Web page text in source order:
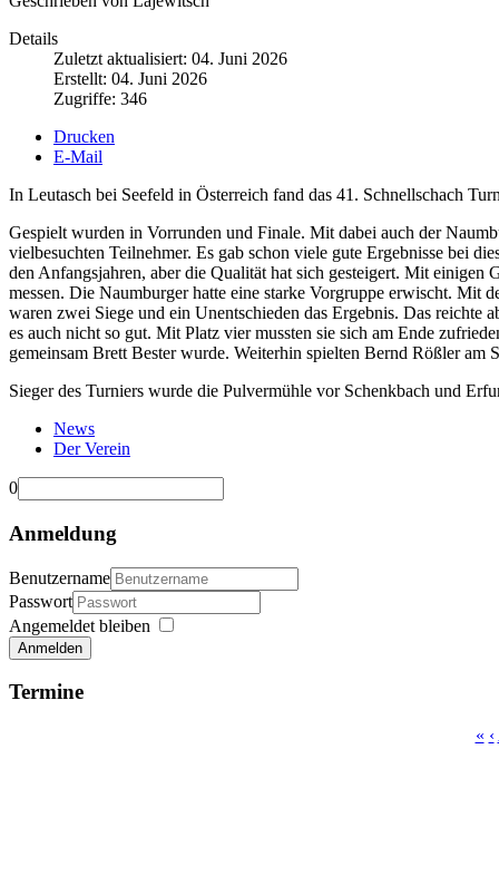
Details
Zuletzt aktualisiert: 04. Juni 2026
Erstellt: 04. Juni 2026
Zugriffe: 346
Drucken
E-Mail
In Leutasch bei Seefeld in Österreich fand das 41. Schnellschach
Gespielt wurden in Vorrunden und Finale. Mit dabei auch der
vielbesuchten Teilnehmer. Es gab schon viele gute Ergebnisse bei
den Anfangsjahren, aber die Qualität hat sich gesteigert. Mit
messen. Die Naumburger hatte eine starke Vorgruppe erwischt. Mit
waren zwei Siege und ein Unentschieden das Ergebnis. Das reichte
es auch nicht so gut. Mit Platz vier mussten sie sich am Ende
gemeinsam Brett Bester wurde. Weiterhin spielten Bernd Rößler
Sieger des Turniers wurde die Pulvermühle vor Schenkbach und
News
Der Verein
0
Anmeldung
Benutzername
Passwort
Angemeldet bleiben
Anmelden
Termine
« ‹